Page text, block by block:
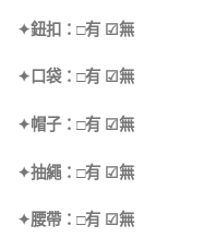
✦鈕扣：□有 ☑無
✦口袋：□有 ☑無
✦帽子：□有 ☑無
✦抽繩：□有 ☑無
✦腰帶：□有 ☑無